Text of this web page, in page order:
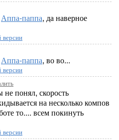
Аппа-паппа, да наверное
Аппа-паппа, во во...
не понял, скорость
на несколько компов
то.... всем покинуть